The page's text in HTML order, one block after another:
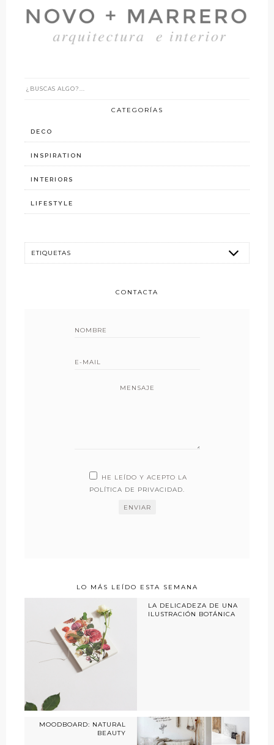
CATEGORÍAS
DECO
INSPIRATION
INTERIORS
LIFESTYLE
CONTACTA
MENSAJE
HE LEÍDO Y ACEPTO LA
POLÍTICA DE PRIVACIDAD.
LO MÁS LEÍDO ESTA SEMANA
LA DELICADEZA DE UNA
ILUSTRACIÓN BOTÁNICA
MOODBOARD: NATURAL
BEAUTY